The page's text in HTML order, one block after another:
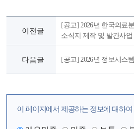
이전글
[공고] 2026년 한국의료
소식지 제작 및 발간사업
다음글 [공고] 2026년 정보시스
이 페이지에서 제공하는 정보에 대하